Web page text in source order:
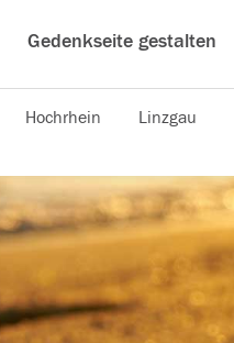
Gedenkseite gestalten
Hochrhein Linzgau